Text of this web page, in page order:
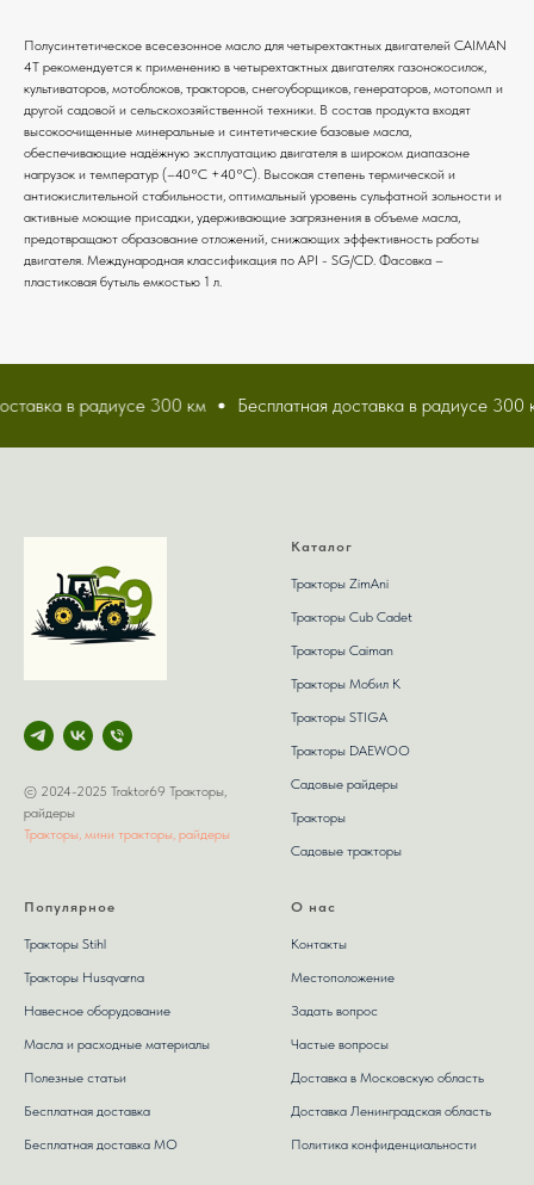
Полусинтетическое всесезонное масло для четырехтактных двигателей CAIMAN
4T рекомендуется к применению в четырехтактных двигателях газонокосилок,
культиваторов, мотоблоков, тракторов, снегоуборщиков, генераторов, мотопомп и
другой садовой и сельскохозяйственной техники. В состав продукта входят
высокоочищенные минеральные и синтетические базовые масла,
обеспечивающие надёжную эксплуатацию двигателя в широком диапазоне
нагрузок и температур (–40°С +40°С). Высокая степень термической и
антиокислительной стабильности, оптимальный уровень сульфатной зольности и
активные моющие присадки, удерживающие загрязнения в объеме масла,
предотвращают образование отложений, снижающих эффективность работы
двигателя. Международная классификация по API - SG/CD. Фасовка –
пластиковая бутыль емкостью 1 л.
в радиусе 300 км Бесплатная доставка в радиусе 300
© 2024-2025 Traktor69 Тракторы,
райдеры
Тракторы, мини тракторы, райдеры
Каталог
Тракторы ZimAni
Тракторы Сub Сadet
Тракторы Caiman
Тракторы Мобил К
Тракторы STIGA
Тракторы DAEWOO
Садовые райдеры
Тракторы
Садовые тракторы
Популярное
Тракторы Stihl
Тракторы Husqvarna
Навесное оборудование
Масла и расходные материалы
Полезные статьи
Бесплатная доставка
Бесплатная доставка МО
О нас
Контакты
Местоположение
Задать вопрос
Частые вопросы
Доставка в Московскую область
Доставка Ленинградская область
Политика конфиденциальности